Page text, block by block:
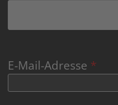
E-Mail-Adresse *